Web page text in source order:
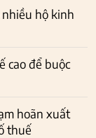
hộ kinh
cao để buộc
hoãn xuất
thuế